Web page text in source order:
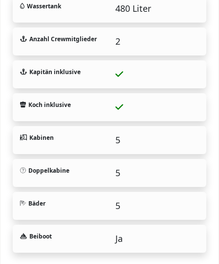
Wassertank 480 Liter
Anzahl Crewmitglieder 2
Kapitän inklusive
Koch inklusive
Kabinen 5
Doppelkabine 5
Bäder 5
Beiboot Ja